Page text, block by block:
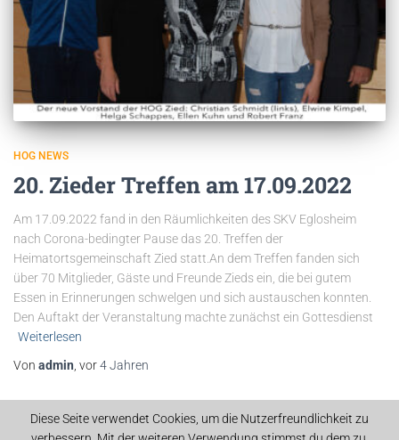
HOG NEWS
20. Zieder Treffen am 17.09.2022
Am 17.09.2022 fand in den Räumlichkeiten des SKV Eglosheim
nach Corona-bedingter Pause das 20. Treffen der
Heimatortsgemeinschaft Zied statt.An dem Treffen fanden sich
über 70 Mitglieder, Gäste und Freunde Zieds ein, die bei gutem
Essen in Erinnerungen schwelgen und sich austauschen konnten.
Den Auftakt der Veranstaltung machte zunächst ein Gottesdienst
Weiterlesen
Von admin , vor4 Jahren
Diese Seite verwendet Cookies, um die Nutzerfreundlichkeit zu